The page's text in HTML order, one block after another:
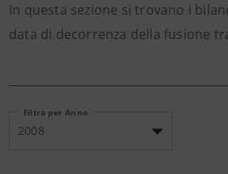
In questa sezione si trovano i
data di decorrenza della fusione
Filtra per Anno
2008